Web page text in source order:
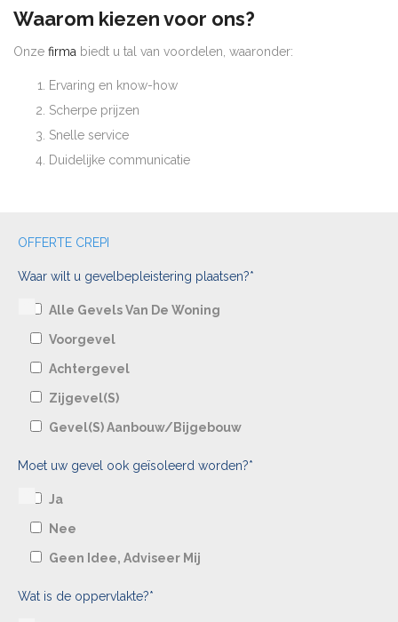
Waarom kiezen voor ons?
Onze firma biedt u tal van voordelen, waaronder:
Ervaring en know-how
Scherpe prijzen
Snelle service
Duidelijke communicatie
OFFERTE CREPI
Waar wilt u gevelbepleistering plaatsen?*
Alle Gevels Van De Woning
Voorgevel
Achtergevel
Zijgevel(s)
Gevel(s) Aanbouw/bijgebouw
Moet uw gevel ook geïsoleerd worden?*
Ja
Nee
Geen Idee, Adviseer Mij
Wat is de oppervlakte?*